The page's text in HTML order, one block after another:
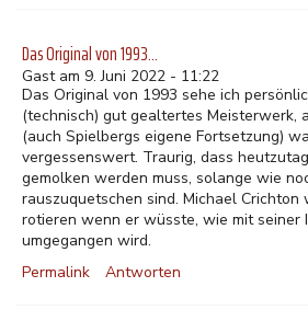
Das Original von 1993…
Gast am 9. Juni 2022 - 11:22
Das Original von 1993 sehe ich
(technisch) gut gealtertes Meisterwerk,
(auch Spielbergs eigene Fortsetzung)
vergessenswert. Traurig, dass
gemolken werden muss, solange wie
rauszuquetschen sind. Michael Crichton
rotieren wenn er wüsste, wie mit seiner
umgegangen wird.
Permalink
Antworten